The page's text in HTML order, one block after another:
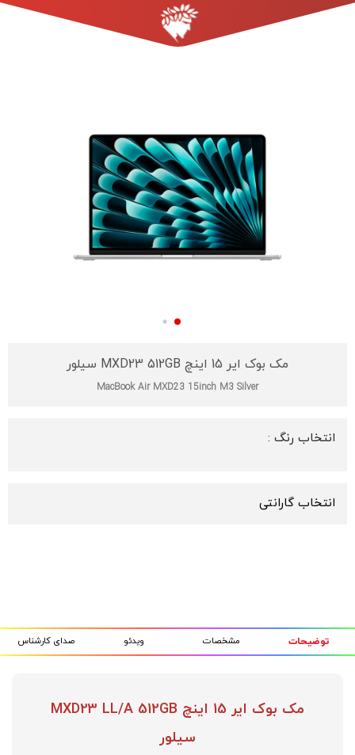
مک بوک ایر 15 اینچ MXD23 512GB سیلور
MacBook Air MXD23 15inch M3 Silver
انتخاب رنگ :
انتخاب گارانتی
توضیحات مشخصات ویدئو صدای کارشناس
مک بوک ایر 15 اینچ MXD23 LL/A 512GB
سیلور